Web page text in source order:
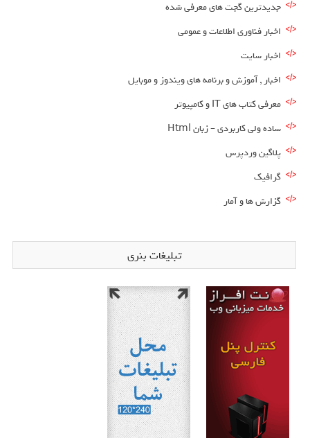
جدیدترین گجت های معرفی شده
اخبار فناوری اطلاعات و عمومی
اخبار سایت
اخبار , آموزش و برنامه های ویندوز و موبایل
معرفی کتاب های IT و کامپیوتر
ساده ولی کاربردی – زبان Html
پلاگین وردپرس
گرافیک
گزارش ها و آمار
تبلیغات بنری